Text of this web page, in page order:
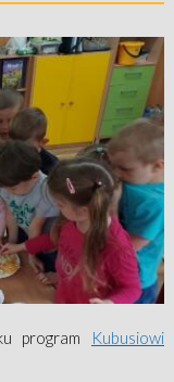
program
Kubusiowi